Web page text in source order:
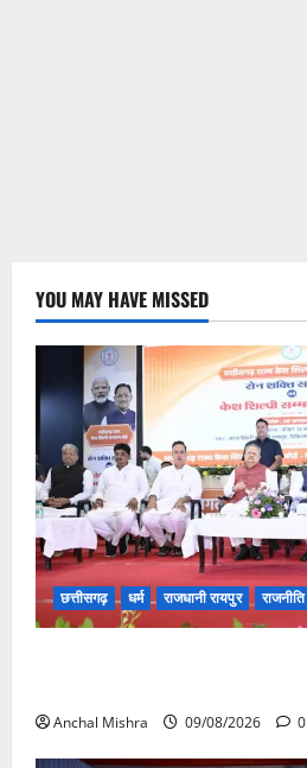
YOU MAY HAVE MISSED
छत्तीसगढ़ धर्म राजधानी रायपुर राजनीति
Anchal Mishra 09/08/2026 0